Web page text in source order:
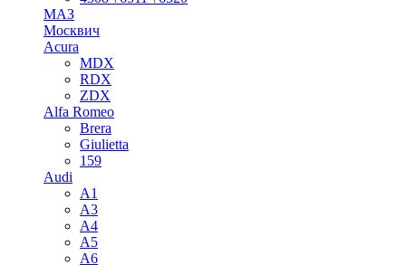
МАЗ
Москвич
Acura
MDX
RDX
ZDX
Alfa Romeo
Brera
Giulietta
159
Audi
A1
A3
A4
A5
A6